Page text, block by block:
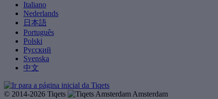
Italiano
Nederlands
日本語
Português
Polski
Русский
Svenska
中文
© 2014-2026 Tiqets
Amsterdam